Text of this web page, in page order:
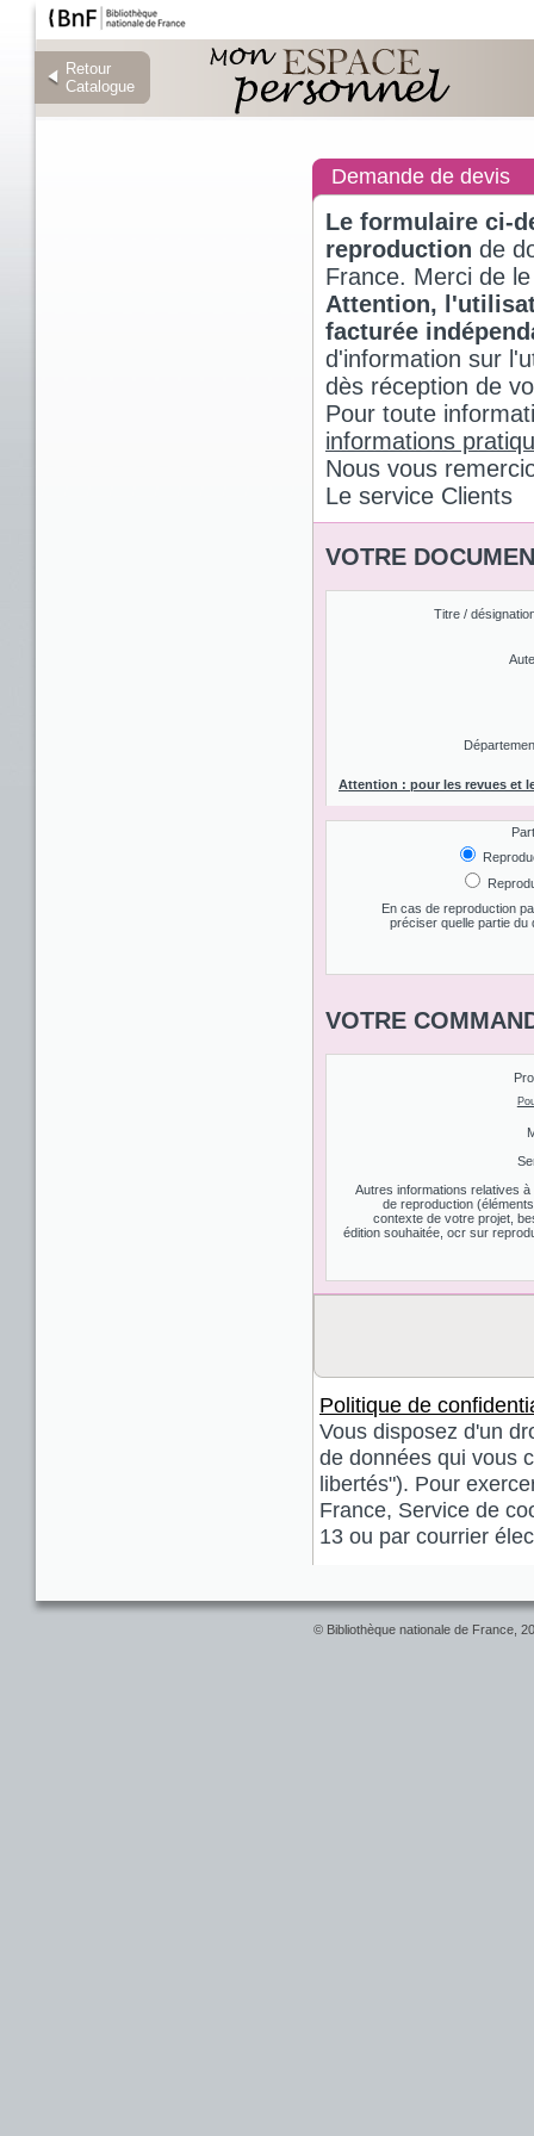
Retour
Catalogue
Retour
Catalogue
Demande de devis
Le formulaire ci-
reproduction de
France. Merci de
Attention,
facturée
d'information sur
dès réception de
Pour toute
informations
Nous vous
Le service Clients
VOTRE
Titre /
Attention : pour les revues et
En cas de reproduction
préciser quelle partie du
VOTRE
Autres informations relatives
de reproduction
contexte de votre projet,
édition souhaitée, ocr sur
Politique de
Vous disposez d'un
de données qui vous
libertés"). Pour
France, Service de
13 ou par courrier
© Bibliothèque nationale de France,